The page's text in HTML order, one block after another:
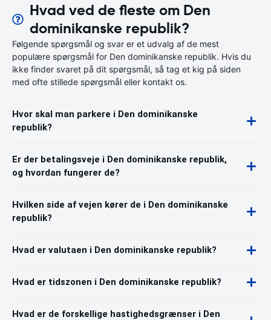
Hvad ved de fleste om Den
dominikanske republik?
Følgende spørgsmål og svar er et udvalg af de mest
populære spørgsmål for Den dominikanske republik. Hvis du
ikke finder svaret på dit spørgsmål, så tag et kig på siden
med ofte stillede spørgsmål eller kontakt os.
Hvor skal man parkere i Den dominikanske
republik?
Er der betalingsveje i Den dominikanske republik,
og hvordan fungerer de?
Hvilken side af vejen kører de i Den dominikanske
republik?
Hvad er valutaen i Den dominikanske republik?
Hvad er tidszonen i Den dominikanske republik?
Hvad er de forskellige hastighedsgrænser i Den